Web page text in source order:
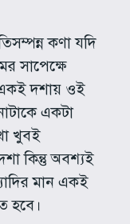
কণা যদি
সাপেক্ষে
দশায় ওই
একটা
খুবই
কিন্তু অবশ্যই
মান একই
হবে।